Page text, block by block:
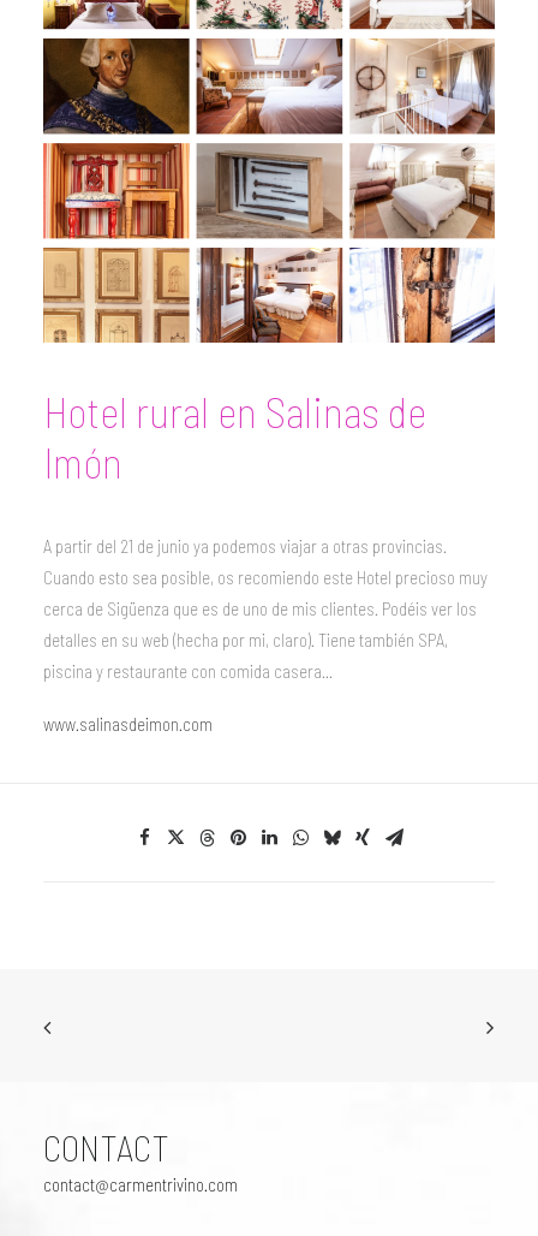
Hotel rural en Salinas de
Imón
A partir del 21 de junio ya podemos viajar a otras provincias.
Cuando esto sea posible, os recomiendo este Hotel precioso muy
cerca de Sigüenza que es de uno de mis clientes. Podéis ver los
detalles en su web (hecha por mi, claro). Tiene también SPA,
piscina y restaurante con comida casera…
www.salinasdeimon.com
CONTACT
contact@carmentrivino.com